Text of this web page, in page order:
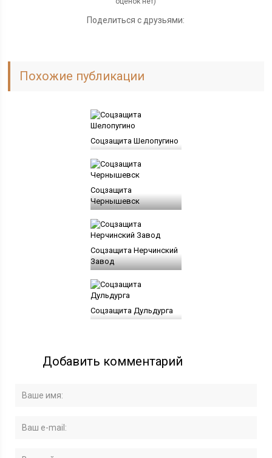
Поделиться с друзьями:
Похожие публикации
Соцзащита Шелопугино
Соцзащита
Чернышевск
Соцзащита Нерчинский
Завод
Соцзащита Дульдурга
Добавить комментарий